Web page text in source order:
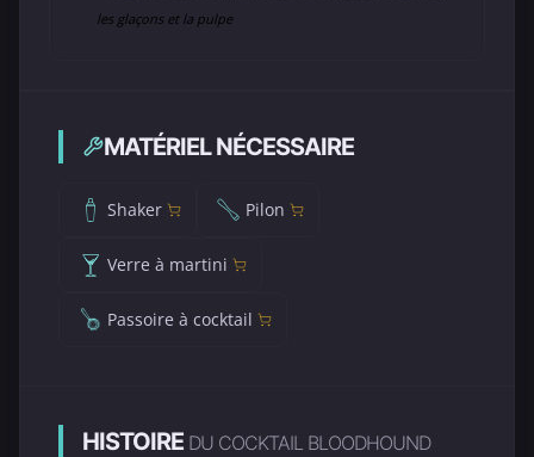
les glaçons et la pulpe
MATÉRIEL NÉCESSAIRE
Shaker Pilon
Verre à martini
Passoire à cocktail
HISTOIRE DU COCKTAIL BLOODHOUND